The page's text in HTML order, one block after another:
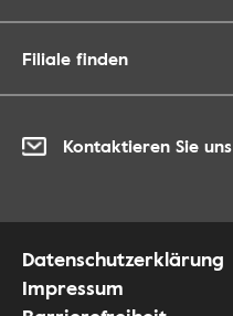
Filiale finden
Kontaktieren Sie uns
Datenschutzerklärung
Impressum